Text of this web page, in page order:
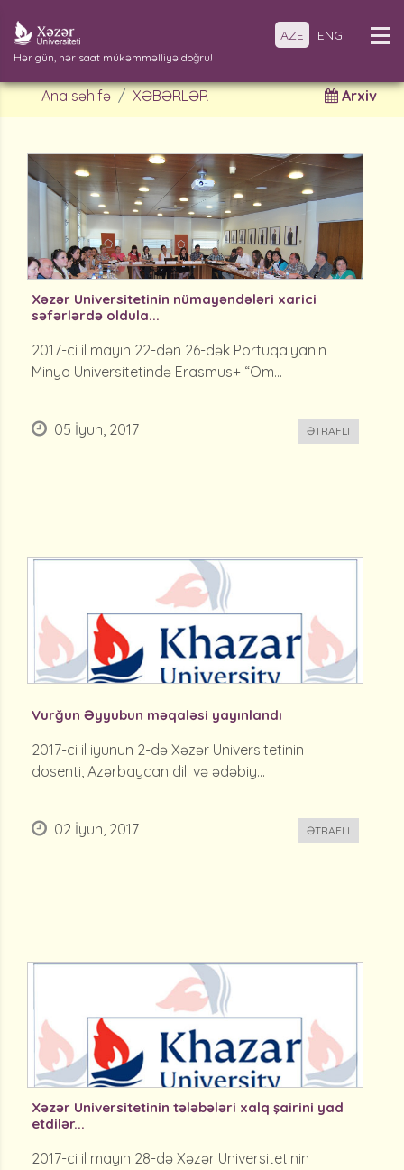
Hər gün, hər saat mükəmməlliyə doğru!
AZE ENG
Ana səhifə XƏBƏRLƏR Arxiv
Xəzər Universitetinin nümayəndələri xarici
səfərlərdə oldula...
2017-ci il mayın 22-dən 26-dək Portuqalyanın
Minyo Universitetində Erasmus+ “Om...
05 İyun, 2017 ƏTRAFLI
Vurğun Əyyubun məqaləsi yayınlandı
2017-ci il iyunun 2-də Xəzər Universitetinin
dosenti, Azərbaycan dili və ədəbiy...
02 İyun, 2017 ƏTRAFLI
Xəzər Universitetinin tələbələri xalq şairini yad
etdilər...
2017-ci il mayın 28-də Xəzər Universitetinin